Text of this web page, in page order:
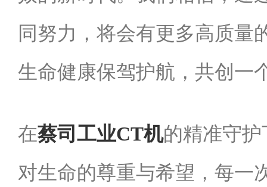
同努力，将会有更多高质量
生命健康保驾护航，共创一
在蔡司工业CT机的精准守
对生命的尊重与希望，每一